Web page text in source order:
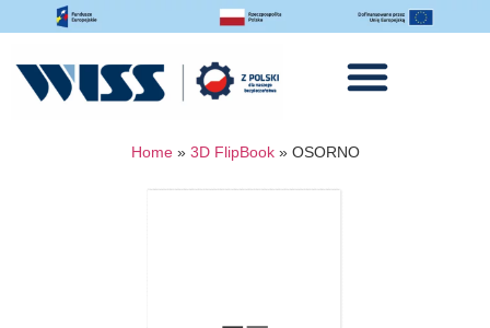
Home» 3D FlipBook» OSORNO